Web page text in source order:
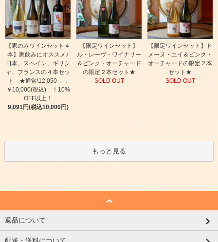
【家のみワインセット４
本】家飲みにオススメ♪
日本、スペイン、ギリシ
ャ、フランスの４本セッ
ト ★通常\12,050→→
￥10,000(税込) ！10%
OFF以上！
9,091円(税込10,000円)
【限定ワインセット】
ル・レーヴ・ワイナリー
＆ピンク・オーチャード
の限定２本セット★
SOLD OUT
【限定ワインセット】ド
メーヌ・ユイ＆ピンク・
オーチャードの限定２本
セット★
SOLD OUT
もっと見る
返品について